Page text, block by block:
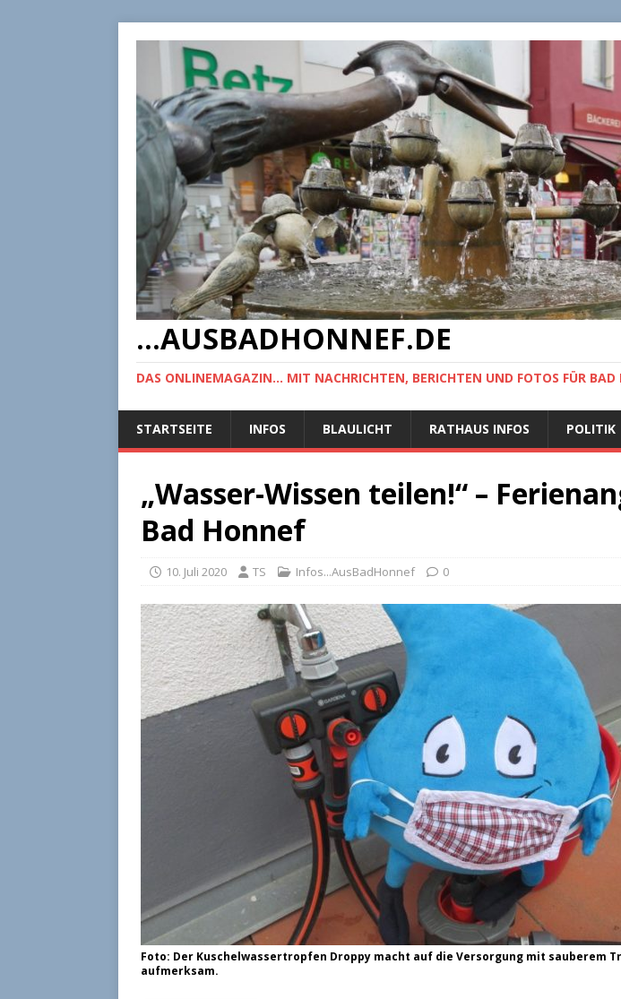
...AUSBADHONNEF.DE
DAS ONLINEMAGAZIN... MIT NACHRICHTEN, BERICHTEN UND FOTOS FÜR BAD
STARTSEITE INFOS BLAULICHT RATHAUS INFOS POLITIK
„Wasser-Wissen teilen!“ –
Bad Honnef
10. Juli 2020 TS Infos...AusBadHonnef 0
Foto: Der Kuschelwassertropfen Droppy macht auf die Versorgung mit sauberem
aufmerksam.